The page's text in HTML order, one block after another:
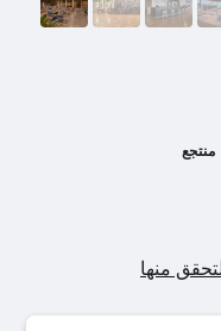
منتجع